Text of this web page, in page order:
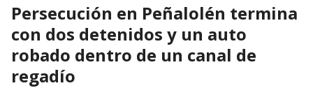
Persecución en Peñalolén termina
con dos detenidos y un auto
robado dentro de un canal de
regadío